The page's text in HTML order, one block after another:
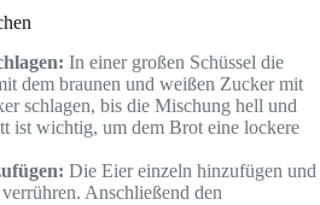
In einer großen Schüssel die
dem braunen und weißen Zucker mit
schlagen, bis die Mischung hell und
ist wichtig, um dem Brot eine lockere
Die Eier einzeln hinzufügen und
Anschließend den